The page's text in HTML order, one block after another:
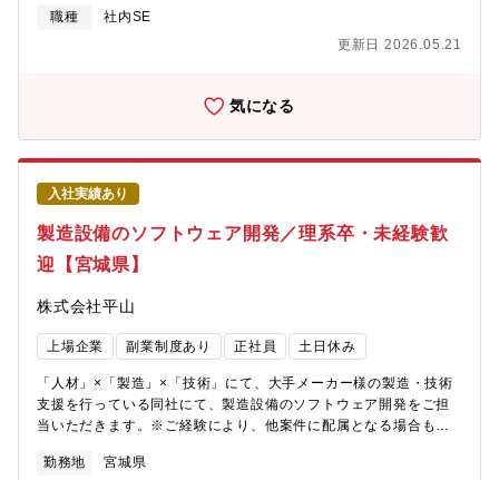
た時間で生産性高く業務を行うことを重要視しております。平均
残業時間は20~30時間程度となっていますが、業務改善・効率化
から製品の選定、導入まで注力して頂くことを想定しております
用管理■社員からのヘルプデスク対応■基幹システム(工事管理、財
ティの推進など■また、社内DX推進のための各種プロジェクト(ク
ラウド移行、AI活用、マイクロソフト製品活用など)の推進も行い
ます。■Microsoft製品(EntraID, Office365等)活用のために構想策
定から製品の選定、導入まで注力して頂くことを想定しておりま
す。【職場環境】■配属部署：情報システム課■入社後はOJTの期
間を3ヶ月前後設けております。【モデル年収】30歳：520万円
35歳：600万円40歳：640万円45歳：790万円※モデル年収は、
役職・扶養家族の有無・住居の状況などにより変動します。【数
値データ】■年間有給休暇取得日数：平均13日■平均勤続年数：
93.5%■教育訓練費：1.5億円■自己資本比率：54.3%
職種
社内SE
更新日 2026.05.21
気になる
入社実績あり
製造設備のソフトウェア開発／理系卒・未経験歓
迎【宮城県】
株式会社平山
上場企業 副業制度あり 正社員 土日休み
「人材」×「製造」×「技術」にて、大手メーカー様の製造・技術
支援を行っている同社にて、製造設備のソフトウェア開発をご担
当いただきます。※ご経験により、他案件に配属となる場合もご
いきたい方！■自身のスキルを様々な現場でさらに磨いていきたい
勤務地 宮城県